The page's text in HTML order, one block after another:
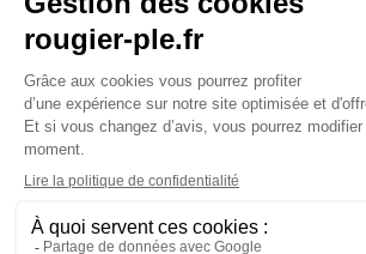
jusqu'au Lundi à 09:30
Rougier et Plé 2024 Copyright
Mentions légales
Conditions générales des ventes